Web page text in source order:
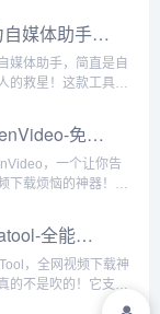
马力自媒体助手-免费视频文案提取工具
媒体助手，简直是自
的救星！这款工具专
轻松将MP3、MP4、
AAC等各种格式的
成清晰文案，支持批
，再也不用一个一个
GreenVideo-免费视频下载工具
，一个让你告
下载烦恼的神器！它
括YouTube、B站、
快手、Instagram等
有你能想到的平台。
是，它完全免费，没
Datatool-全能视频下载神器
，全网视频下载神
的不是吹的！它支持
清下载，无水印，而且